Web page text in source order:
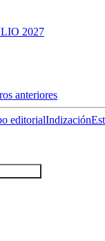
2027
anteriores
editorialIndización